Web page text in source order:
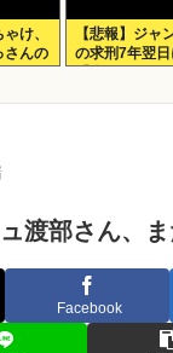
け、
さんの
【悲報】ジャ
の求刑7年翌
渡部さん、
Facebook